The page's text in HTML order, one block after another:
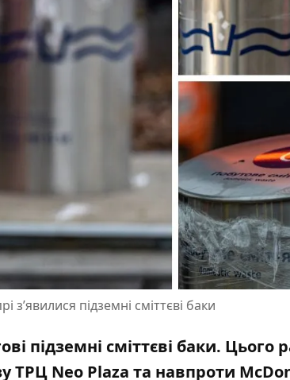
підземні сміттєві баки
підземні сміттєві баки. Цього
ТРЦ Neo Plaza та навпроти